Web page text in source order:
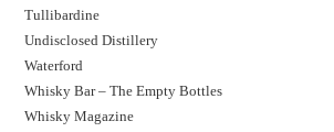
Tullibardine
Undisclosed Distillery
Waterford
Whisky Bar – The Empty Bottles
Whisky Magazine